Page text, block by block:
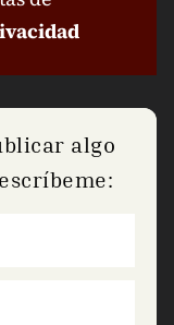
algo